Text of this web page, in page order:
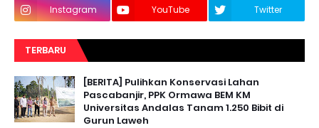
Instagram YouTube Twitter
TERBARU
[BERITA] Pulihkan Konservasi Lahan
Pascabanjir, PPK Ormawa BEM KM
Universitas Andalas Tanam 1.250 Bibit di
Gurun Laweh